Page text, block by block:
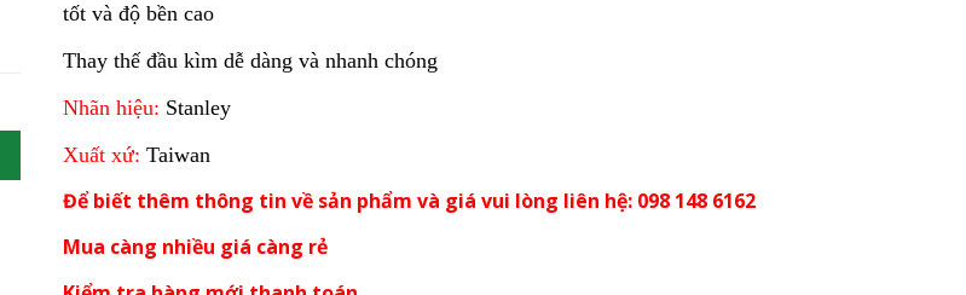
tốt và độ bền cao
Thay thế đầu kìm dễ dàng và nhanh chóng
Nhãn hiệu: Stanley
Xuất xứ: Taiwan
Để biết thêm thông tin về sản phẩm và giá vui lòng liên hệ: 098 148 6162
Mua càng nhiều giá càng rẻ